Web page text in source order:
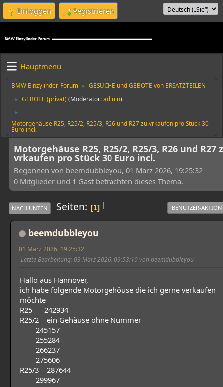
Einloggen Registrieren
Hauptmenü
BMW Einzylinder-Forum ► GESUCHE und GEBOTE von ERSATZTEILEN
► GEBOTE (privat) (Moderator:admin)
►
Motorgehäuse R25, R25/2, R25/3, R26 und R27 zu vrkaufen pro Stück 30
Euro incl.
Motorgehäuse R25, R25/2, R25/3, R26 und R27
vrkaufen pro Stück 30 Euro incl.
Begonnen von beemdubbleyou, 01 März 2026, 19:25:32
0 Mitglieder und 1 Gast betrachten dieses Thema.
|
NACH UNTEN Seiten 1 BENUTZER-
beemdubbleyou
01 März 2026, 19:25:32
Letzte Bearbeitung: 03 März 2026, 09:53:10 von beemdubbleyou
Hallo aus Hannover,
ich habe folgende Motorgehöuse die ich gerne verkaufen
möchte
R25 242934
R25/2 ein Gehäuse ohne Nummer
245157
255284
266237
275606
R25/3 287644
299967